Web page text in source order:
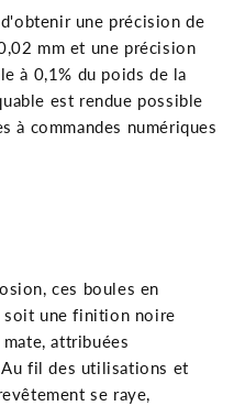
une précision de
mm et une précision
à 0,1% du poids de la
est rendue possible
à commandes numériques
ces boules en
soit une finition noire
attribuées
fil des utilisations et
se raye,